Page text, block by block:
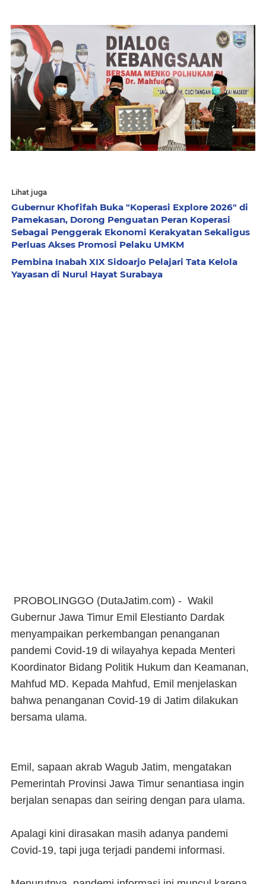
Lihat juga
Gubernur Khofifah Buka "Koperasi Explore 2026" di
Pamekasan, Dorong Penguatan Peran Koperasi
Sebagai Penggerak Ekonomi Kerakyatan Sekaligus
Perluas Akses Promosi Pelaku UMKM
Pembina Inabah XIX Sidoarjo Pelajari Tata Kelola
Yayasan di Nurul Hayat Surabaya
PROBOLINGGO (DutaJatim.com) - Wakil
Gubernur Jawa Timur Emil Elestianto Dardak
menyampaikan perkembangan penanganan
pandemi Covid-19 di wilayahya kepada Menteri
Koordinator Bidang Politik Hukum dan Keamanan,
Mahfud MD. Kepada Mahfud, Emil menjelaskan
bahwa penanganan Covid-19 di Jatim dilakukan
bersama ulama.
Emil, sapaan akrab Wagub Jatim, mengatakan
Pemerintah Provinsi Jawa Timur senantiasa ingin
berjalan senapas dan seiring dengan para ulama.
Apalagi kini dirasakan masih adanya pandemi
Covid-19, tapi juga terjadi pandemi informasi.